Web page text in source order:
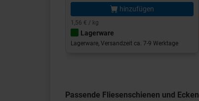
hinzufügen
1,56 € / kg
Lagerware
Lagerware, Versandzeit ca. 7-9 Werktage
Passende Fliesenschienen und Ecken